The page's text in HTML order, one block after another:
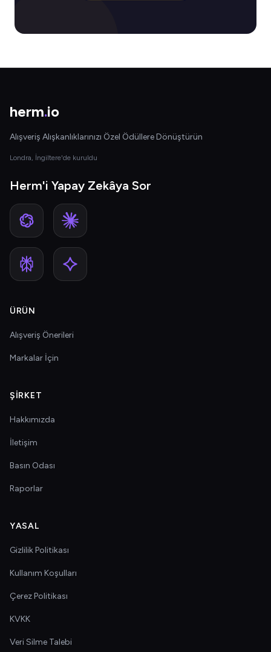
herm.io
Alışveriş Alışkanlıklarınızı Özel Ödüllere Dönüştürün
Londra, İngiltere'de kuruldu
Herm'i Yapay Zekâya Sor
ÜRÜN
Alışveriş Önerileri
Markalar İçin
ŞIRKET
Hakkımızda
İletişim
Basın Odası
Raporlar
YASAL
Gizlilik Politikası
Kullanım Koşulları
Çerez Politikası
KVKK
Veri Silme Talebi